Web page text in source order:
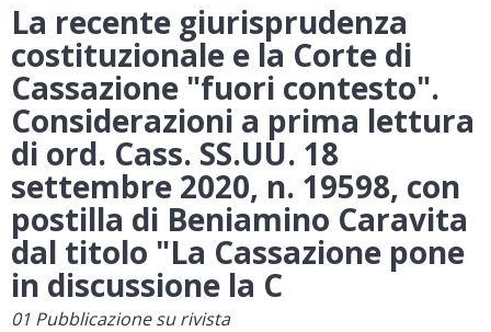
La recente giurisprudenza
costituzionale e la Corte di
Cassazione "fuori contesto".
Considerazioni a prima lettura
di ord. Cass. SS.UU. 18
settembre 2020, n. 19598, con
postilla di Beniamino Caravita
dal titolo "La Cassazione pone
in discussione la C
01 Pubblicazione su rivista